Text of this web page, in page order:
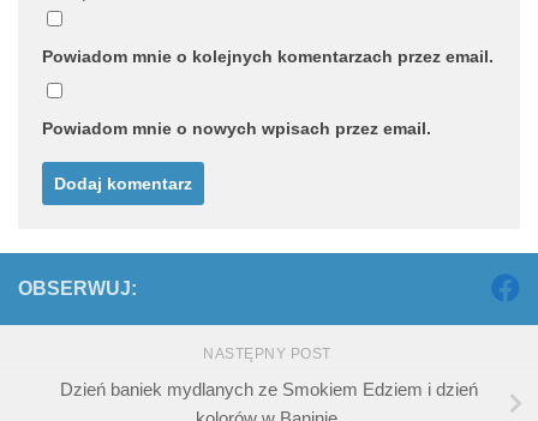
Powiadom mnie o kolejnych komentarzach przez email.
Powiadom mnie o nowych wpisach przez email.
OBSERWUJ:
NASTĘPNY POST
Dzień baniek mydlanych ze Smokiem Edziem i dzień